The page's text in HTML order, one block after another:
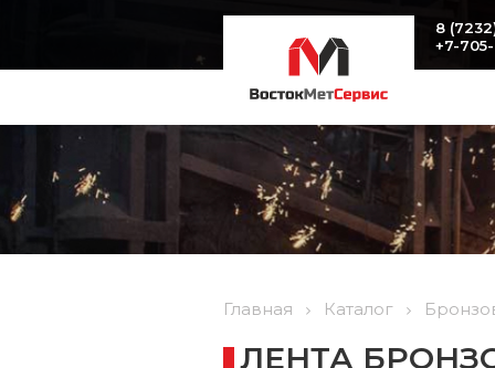
8
+7-
Главная Каталог
ЛЕНТА